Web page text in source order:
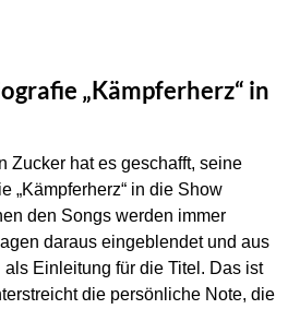
„Kämpferherz“ in
Zucker hat es geschafft, seine
„Kämpferherz“ in die Show
den Songs werden immer
daraus eingeblendet und aus
Einleitung für die Titel. Das ist
die persönliche Note, die